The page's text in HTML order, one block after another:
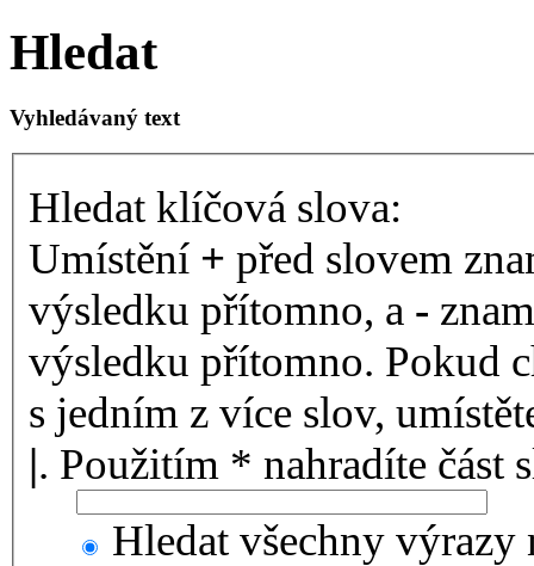
Hledat
Vyhledávaný text
Hledat klíčová slova:
Umístění + před slovem
výsledku přítomno, a -
výsledku přítomno. Pokud
s jedním z více slov,
|. Použitím * nahradíte část
Hledat všechny výrazy